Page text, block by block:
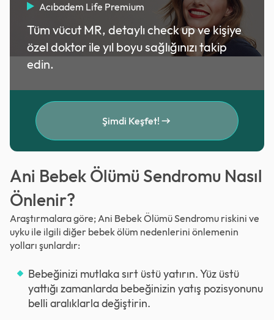
Acıbadem Life Premium
Tüm vücut MR, detaylı check up ve kişiye
özel doktor ile yıl boyu sağlığınızı takip
edin.
Şimdi Keşfet!
Ani Bebek Ölümü Sendromu Nasıl
Önlenir?
Araştırmalara göre; Ani Bebek Ölümü Sendromu riskini ve
uyku ile ilgili diğer bebek ölüm nedenlerini önlemenin
yolları şunlardır:
Bebeğinizi mutlaka sırt üstü yatırın. Yüz üstü
yattığı zamanlarda bebeğinizin yatış pozisyonunu
belli aralıklarla değiştirin.